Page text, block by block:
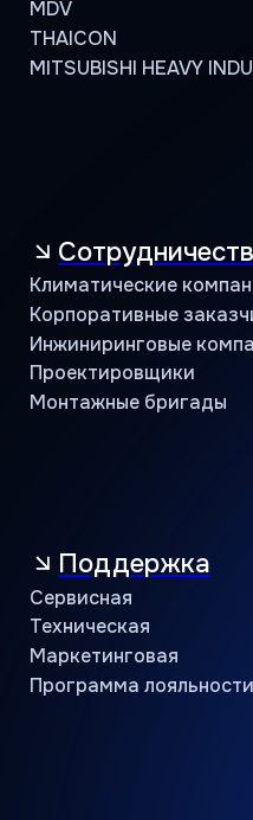
Проверить сертификат
Кондиционеры оптом